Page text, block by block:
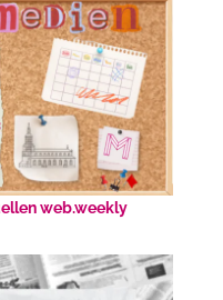
web.weekly